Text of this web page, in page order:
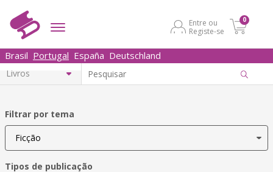
Entre ou
Registe-se
0
Brasil Portugal España Deutschland
Filtrar por tema
Tipos de publicação